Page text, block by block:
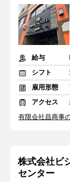
給与
シフト
雇用形態
アクセス
有限会社昌商事
株式会社ビ
センター